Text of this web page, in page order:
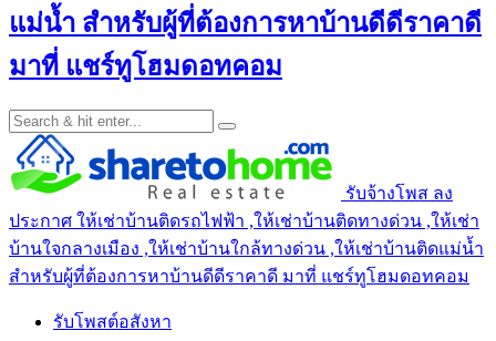
แม่น้ำ สำหรับผู้ที่ต้องการหาบ้านดีดีราคาดี
มาที่ แชร์ทูโฮมดอทคอม
รับจ้างโพส ลง
ประกาศ ให้เช่าบ้านติดรถไฟฟ้า ,ให้เช่าบ้านติดทางด่วน ,ให้เช่า
บ้านใจกลางเมือง ,ให้เช่าบ้านใกล้ทางด่วน ,ให้เช่าบ้านติดแม่น้ำ
สำหรับผู้ที่ต้องการหาบ้านดีดีราคาดี มาที่ แชร์ทูโฮมดอทคอม
รับโพสต์อสังหา